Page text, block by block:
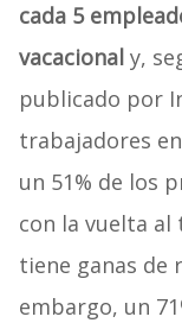
cada 5
vacacional y,
publicado por
trabajadores
un 51% de los
con la vuelta al
tiene ganas de
embargo, un